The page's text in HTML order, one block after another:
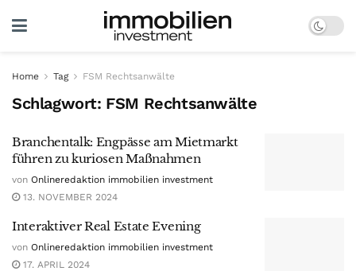
Home Tag FSM Rechtsanwälte
Schlagwort: FSM Rechtsanwälte
Branchentalk: Engpässe am Mietmarkt
führen zu kuriosen Maßnahmen
von Onlineredaktion immobilien investment
13. NOVEMBER 2024
Interaktiver Real Estate Evening
von Onlineredaktion immobilien investment
17. APRIL 2024